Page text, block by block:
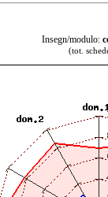
Insegn/modulo:
(tot.